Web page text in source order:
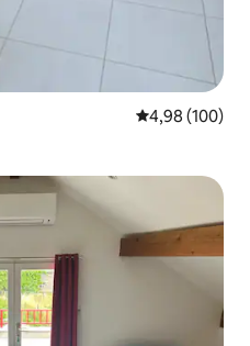
საშუალო
4,98 (100)